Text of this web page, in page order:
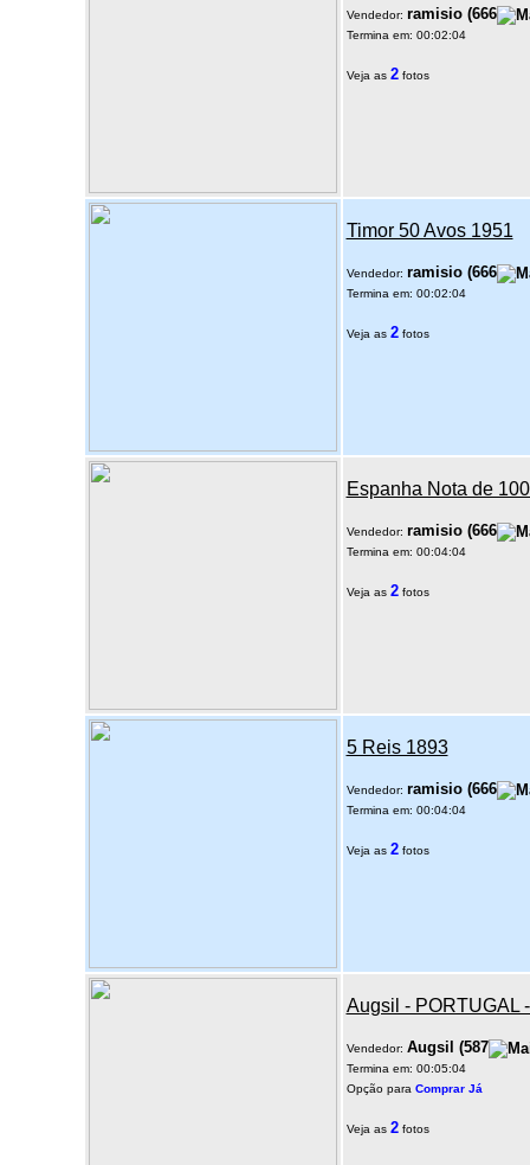
Vendedor: ramisio(666
Termina em: 00:02:04
Veja as 2fotos
Timor 50 Avos 1951
Vendedor: ramisio(666
Termina em: 00:02:04
Veja as 2fotos
Espanha Nota de
Vendedor: ramisio(666
Termina em: 00:04:04
Veja as 2fotos
5 Reis 1893
Vendedor: ramisio(666
Termina em: 00:04:04
Veja as 2fotos
Augsil - PORTUGAL
Vendedor: Augsil (587
Termina em: 00:05:04
Opção para Comprar Já
Veja as 2fotos